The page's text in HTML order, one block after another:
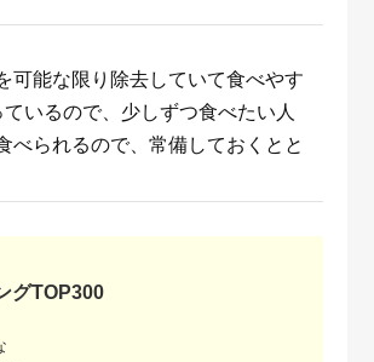
税
税】【辻
ら西京漬
［ 京都
海鮮 お取
］
税
【ふるさと納税】〈定
期便3回〉創業100
年！老舗の八百屋がチ
せ | 香川県 坂出市 香
納税 返礼品 支援 お取
ツ 果物 くだもの 野菜
【令和8年産新米予
約】精米5kg 南魚沼
産にじのきらめき・
のきらめき 魚沼産 新
こめ コメ ご飯 ごは
可能な限り除去していて食べやす
いるので、少しずつ食べたい人
べられるので、常備しておくとと
グTOP300